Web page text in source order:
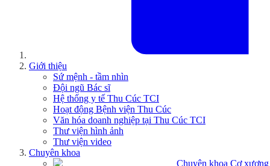
Giới thiệu
Sứ mệnh - tầm nhìn
Đội ngũ Bác sĩ
Hệ thống y tế Thu Cúc TCI
Hoạt động Bệnh viện Thu Cúc
Văn hóa doanh nghiệp tại Thu Cúc TCI
Thư viện hình ảnh
Thư viện video
Chuyên khoa
Chuyên khoa Cơ